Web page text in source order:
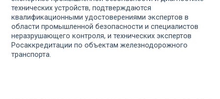
технических устройств, подтверждаются
квалификационными удостоверениями экспертов в
области промышленной безопасности и специалистов
неразрушающего контроля, и технических экспертов
Росаккредитации по объектам железнодорожного
транспорта.